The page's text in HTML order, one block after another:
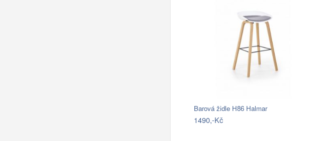
Barová židle H86 Halmar
1490,-Kč